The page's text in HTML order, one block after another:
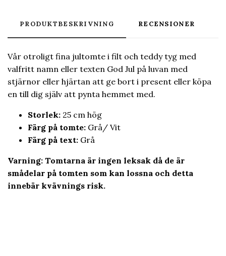
PRODUKTBESKRIVNING RECENSIONER
Vår otroligt fina jultomte i filt och teddy tyg med
valfritt namn eller texten God Jul på luvan med
stjärnor eller hjärtan att ge bort i present eller köpa
en till dig själv att pynta hemmet med.
Storlek: 25 cm hög
Färg på tomte: Grå/ Vit
Färg på text: Grå
Varning: Tomtarna är ingen leksak då de är
smådelar på tomten som kan lossna och detta
innebär kvävnings risk.